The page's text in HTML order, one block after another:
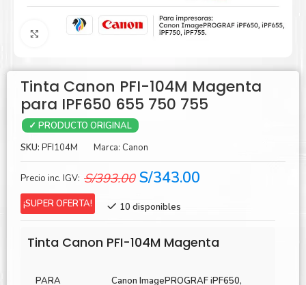
Agrandar
Tinta Canon PFI-104M Magenta
para IPF650 655 750 755
✓ PRODUCTO ORIGINAL
SKU: PFI104M Marca: Canon
Precio inc. IGV: S/393.00 El
original
S/393.00.
S/343.00
S/343.00.
¡SUPER OFERTA! 10 disponibles
Tinta Canon PFI-104M Magenta
PARA
Canon ImagePROGRAF iPF650,